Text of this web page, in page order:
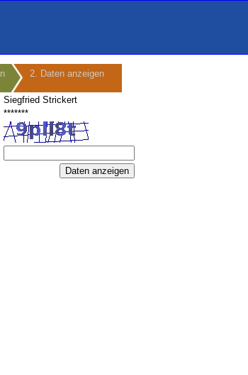
2. Daten anzeigen
Siegfried Strickert
*******